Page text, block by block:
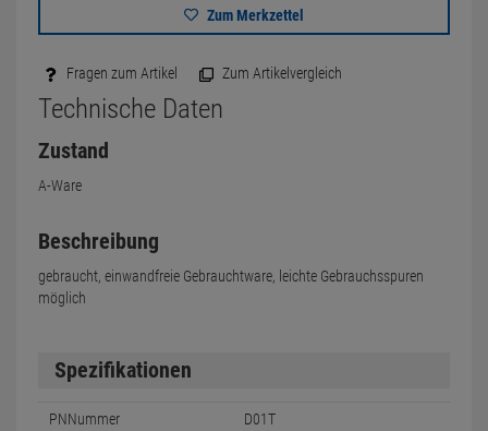
Zum Merkzettel
Fragen zum Artikel Zum Artikelvergleich
Technische Daten
Zustand
A-Ware
Beschreibung
gebraucht, einwandfreie Gebrauchtware, leichte Gebrauchsspuren
möglich
Spezifikationen
PNNummer D01T